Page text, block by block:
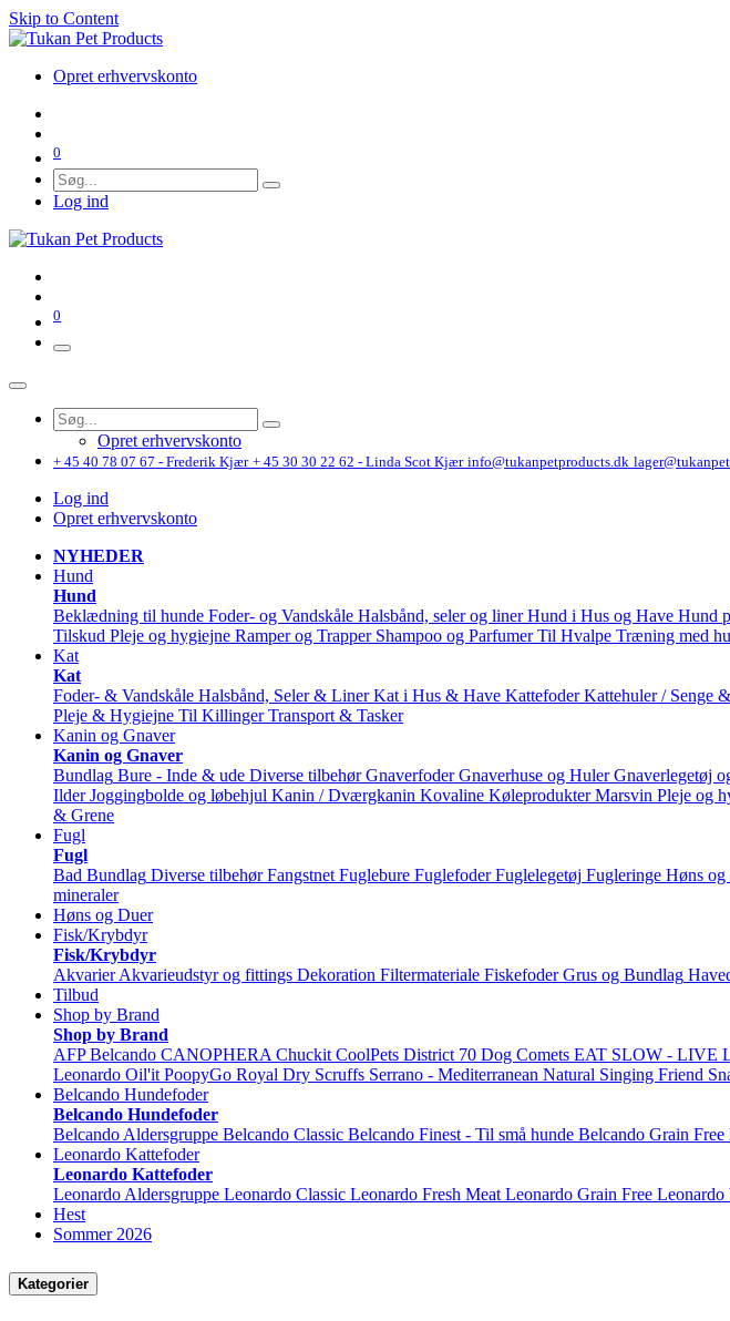
Skip to Content
Opret erhvervskonto
0
Log ind
0
Opret erhvervskonto
+ 45 40 78 07 67 - Frederik Kjær + 45 30 30 22 62 - Linda Scot Kjær info@tukanpetproducts.dk
Log ind
Opret erhvervskonto
NYHEDER
Hund
Hund
Beklædning til hunde Foder- og Vandskåle Halsbånd, seler og liner Hund i Hus og Have Hund
Tilskud Pleje og hygiejne Ramper og Trapper Shampoo og Parfumer Til Hvalpe Træning med
Kat
Kat
Foder- & Vandskåle Halsbånd, Seler & Liner Kat i Hus & Have Kattefoder Kattehuler / Senge
Pleje & Hygiejne Til Killinger Transport & Tasker
Kanin og Gnaver
Kanin og Gnaver
Bundlag Bure - Inde & ude Diverse tilbehør Gnaverfoder Gnaverhuse og Huler Gnaverlegetøj
Ilder Joggingbolde og løbehjul Kanin / Dværgkanin Kovaline Køleprodukter Marsvin Pleje og
& Grene
Fugl
Fugl
Bad Bundlag Diverse tilbehør Fangstnet Fuglebure Fuglefoder Fuglelegetøj Fugleringe Høns og
mineraler
Høns og Duer
Fisk/Krybdyr
Fisk/Krybdyr
Akvarier Akvarieudstyr og fittings Dekoration Filtermateriale Fiskefoder Grus og Bundlag
Tilbud
Shop by Brand
Shop by Brand
AFP Belcando CANOPHERA Chuckit CoolPets District 70 Dog Comets EAT SLOW - LIVE
Leonardo Oil'it PoopyGo Royal Dry Scruffs Serrano - Mediterranean Natural Singing Friend
Belcando Hundefoder
Belcando Hundefoder
Belcando Aldersgruppe Belcando Classic Belcando Finest - Til små hunde Belcando Grain Free
Leonardo Kattefoder
Leonardo Kattefoder
Leonardo Aldersgruppe Leonardo Classic Leonardo Fresh Meat Leonardo Grain Free Leonardo
Hest
Sommer 2026
Kategorier